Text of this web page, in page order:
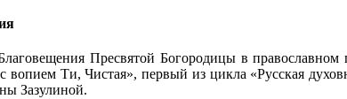
Пресвятой Богородицы в
вопием Ти, Чистая», первый из цикла «Русская
Зазулиной.